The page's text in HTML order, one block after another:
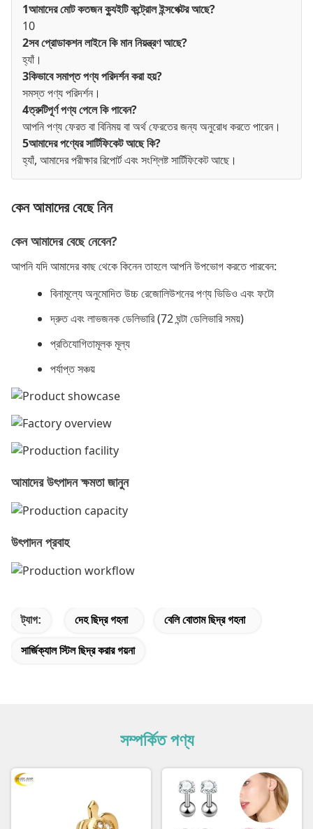
1আমাদের মোট কতজন ক্যুইটি কন্ট্রোল ইন্সপেক্টর আছে?
10
2সব প্রোডাকশন লাইনে কি মান নিয়ন্ত্রণ আছে?
হ্যাঁ।
3কিভাবে সমাপ্ত পণ্য পরিদর্শন করা হয়?
সমস্ত পণ্য পরিদর্শন।
4ত্রুটিপূর্ণ পণ্য পেলে কি পাবেন?
আপনি পণ্য ফেরত বা বিনিময় বা অর্থ ফেরতের জন্য অনুরোধ করতে পারেন।
5আমাদের পণ্যের সার্টিফিকেট আছে কি?
হ্যাঁ, আমাদের পরীক্ষার রিপোর্ট এবং সংশ্লিষ্ট সার্টিফিকেট আছে।
কেন আমাদের বেছে নিন
কেন আমাদের বেছে নেবেন?
আপনি যদি আমাদের কাছ থেকে কিনেন তাহলে আপনি উপভোগ করতে পারবেন:
বিনামূল্যে অনুমোদিত উচ্চ রেজোলিউশনের পণ্য ভিডিও এবং ফটো
দ্রুত এবং লাভজনক ডেলিভারি (72 ঘন্টা ডেলিভারি সময়)
প্রতিযোগিতামূলক মূল্য
পর্যাপ্ত সঞ্চয়
আমাদের উৎপাদন ক্ষমতা জানুন
উৎপাদন প্রবাহ
ট্যাগ: দেহ ছিদ্র গহনা বেলি বোতাম ছিদ্র গহনা
সার্জিক্যাল স্টিল ছিদ্র করার গয়না
সম্পর্কিত পণ্য